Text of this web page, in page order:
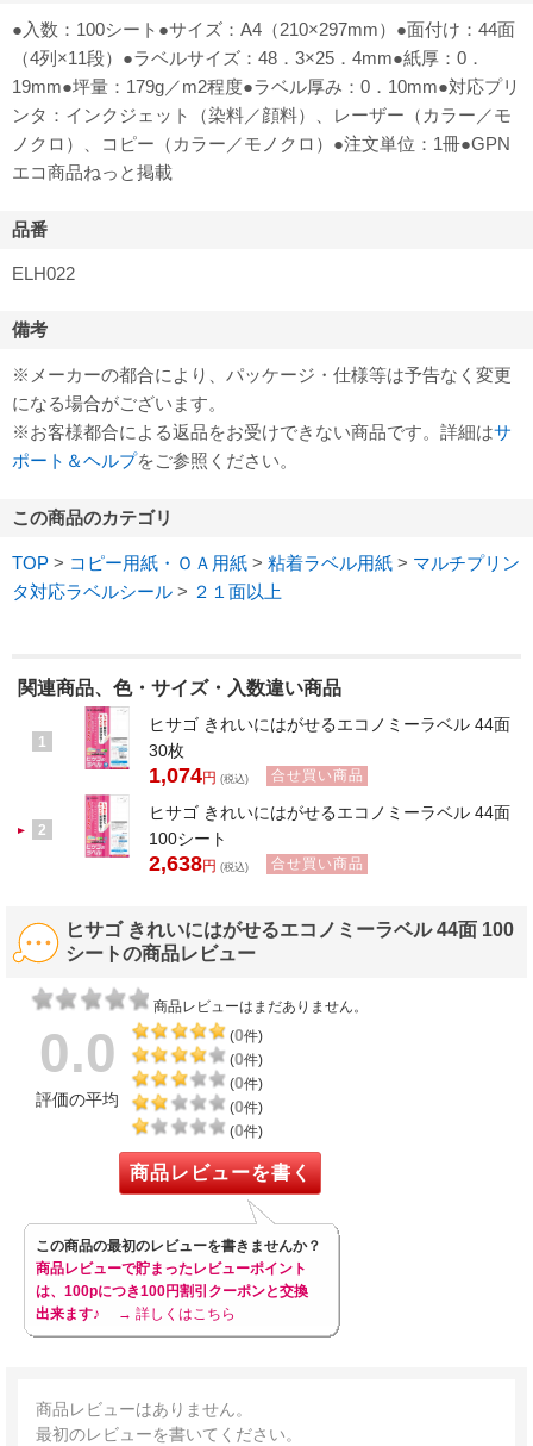
●入数：100シート●サイズ：A4（210×297mm）●面付け：44面
（4列×11段）●ラベルサイズ：48．3×25．4mm●紙厚：0．
19mm●坪量：179g／m2程度●ラベル厚み：0．10mm●対応プリ
ンタ：インクジェット（染料／顔料）、レーザー（カラー／モ
ノクロ）、コピー（カラー／モノクロ）●注文単位：1冊●GPN
エコ商品ねっと掲載
品番
ELH022
備考
※メーカーの都合により、パッケージ・仕様等は予告なく変更
になる場合がございます。
※お客様都合による返品をお受けできない商品です。詳細はサ
ポート＆ヘルプをご参照ください。
この商品のカテゴリ
TOP > コピー用紙・ＯＡ用紙 > 粘着ラベル用紙 > マルチプリン
タ対応ラベルシール > ２１面以上
関連商品、色・サイズ・入数違い商品
1
ヒサゴ きれいにはがせるエコノミーラベル 44面
30枚
1,074円 (税込) 合せ買い商品
2
ヒサゴ きれいにはがせるエコノミーラベル 44面
100シート
2,638円 (税込) 合せ買い商品
ヒサゴ きれいにはがせるエコノミーラベル 44面 100
シートの商品レビュー
商品レビューはまだありません。
0.0
評価の平均
(0件)
(0件)
(0件)
(0件)
(0件)
商品レビューを書く
この商品の最初のレビューを書きませんか？
商品レビューで貯まったレビューポイント
は、100pにつき100円割引クーポンと交換
出来ます♪
→ 詳しくはこちら
商品レビューはありません。
最初のレビューを書いてください。